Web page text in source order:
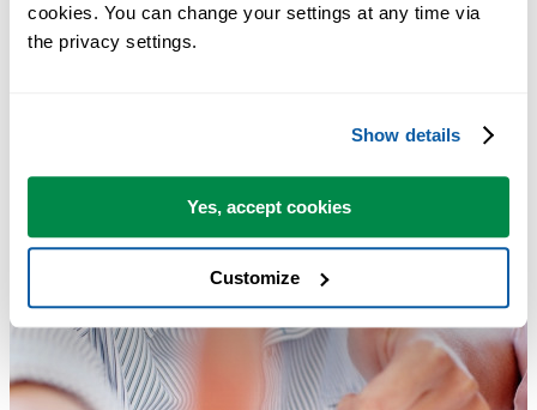
cookies. You can change your settings at any time via
the privacy settings.
Show details
Yes, accept cookies
Customize